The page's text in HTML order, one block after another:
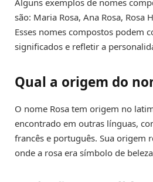
Alguns exemplos de nomes
são: Maria Rosa, Ana Rosa, Rosa
Esses nomes compostos podem
significados e refletir a
Qual a origem do
O nome Rosa tem origem no
encontrado em outras línguas,
francês e português. Sua origem
onde a rosa era símbolo de